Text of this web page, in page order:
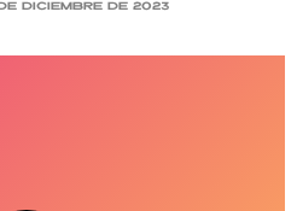
diciembre de 2023